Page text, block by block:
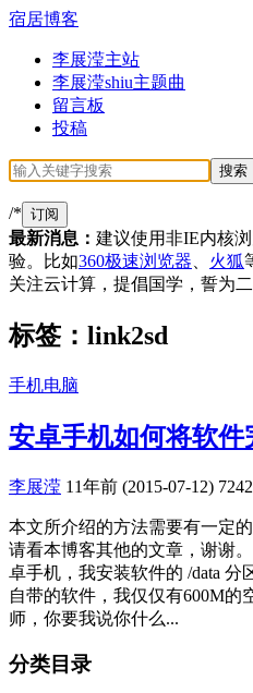
宿居博客
李展滢主站
李展滢shiu主题曲
留言板
投稿
/* 订阅
最新消息： 建议使用非IE内核
验。比如360极速浏览器 火狐
关注云计算，提倡国学，誓为二
标签：link2sd
手机电脑
安卓手机如何将软件
李展滢 11年前 (2015-07-12)
本文所介绍的方法需要有一定
请看本博客其他的文章，谢谢
卓手机，我安装软件的 /data 分
自带的软件，我仅仅有600M的
师，你要我说你什么...
分类目录